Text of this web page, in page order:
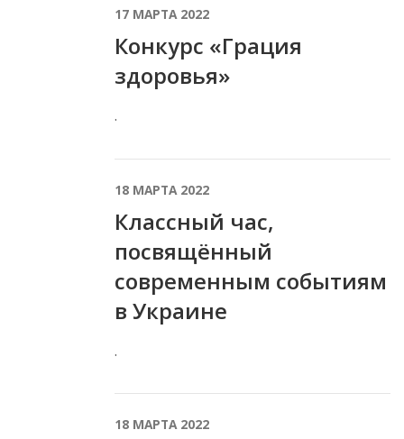
17 МАРТА 2022
Конкурс «Грация
здоровья»
.
18 МАРТА 2022
Классный час,
посвящённый
современным событиям
в Украине
.
18 МАРТА 2022